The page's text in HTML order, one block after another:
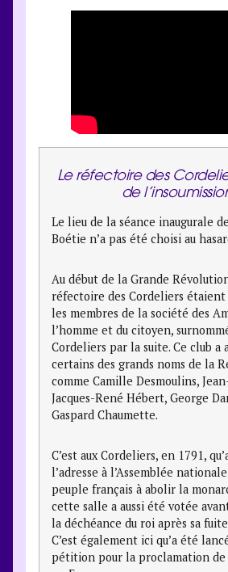
Le réfectoire des
de
Le lieu de la séance inaugurale
Boétie n’a pas été choisi au
Au début de la Grande
réfectoire des Cordeliers étaient
les membres de la société des
l’homme et du citoyen,
Cordeliers par la suite. Ce club a
certains des grands noms de la
comme Camille Desmoulins,
Jacques-René Hébert, George
Gaspard Chaumette.
C’est aux Cordeliers, en 1791,
l’adresse à l’Assemblée
peuple français à abolir la
cette salle a aussi été votée
la déchéance du roi après sa
C’est également ici qu’a été
pétition pour la proclamation de